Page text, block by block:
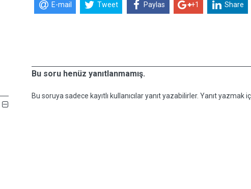
E-mail Tweet Paylas +1 Share
Bu soru henüz yanıtlanmamış.
Bu soruya sadece kayıtlı kullanıcılar yanıt yazabilirler. Yanıt yazmak